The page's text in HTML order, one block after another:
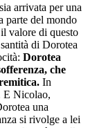
arrivata per una
parte del mondo
valore di questo
di Dorotea
Dorotea
che
In
E Nicolao,
una
si rivolge a lei